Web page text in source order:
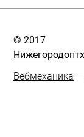
© 2017
Вебмеханика —